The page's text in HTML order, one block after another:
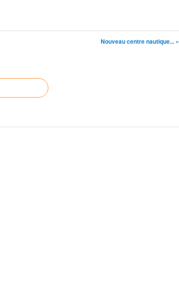
Nouveau centre nautique... »